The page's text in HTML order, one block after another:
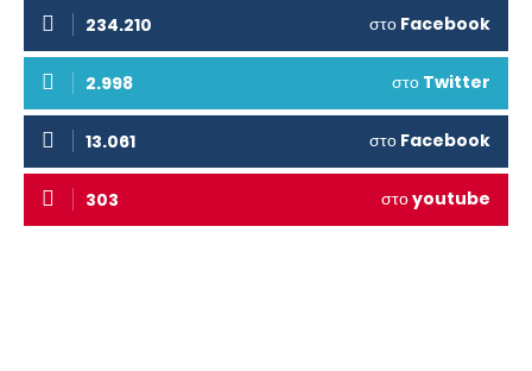
234.210 στο Facebook
2.998 στο Twitter
13.061 στο Facebook
303 στοyoutube